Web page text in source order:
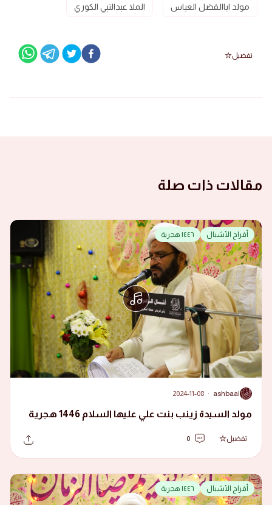
مولد اباالفضل العباس الملا عبدالنبي الكوري
تفضيل
مقالات ذات صلة
أفراح الأشبال ١٤٤٦ هجرية
A
ashbaal
·
2024-11-08
مولد السيدة زينب بنت علي عليها السلام 1446 هجرية
تفضيل 0
أفراح الأشبال ١٤٤٦ هجرية